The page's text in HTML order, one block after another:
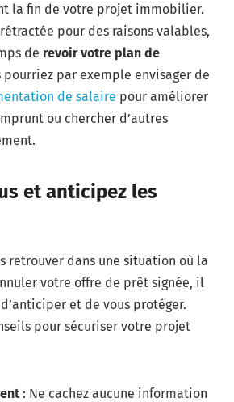
la fin de votre projet immobilier.
pour des raisons valables,
de revoir votre plan de
pourriez par exemple envisager de
de salaire pour améliorer
ou chercher d’autres
et anticipez les
retrouver dans une situation où la
votre offre de prêt signée, il
et de vous protéger.
pour sécuriser votre projet
: Ne cachez aucune information